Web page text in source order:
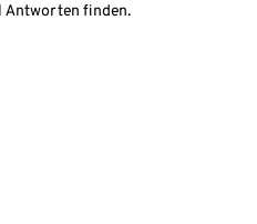
Antworten finden.